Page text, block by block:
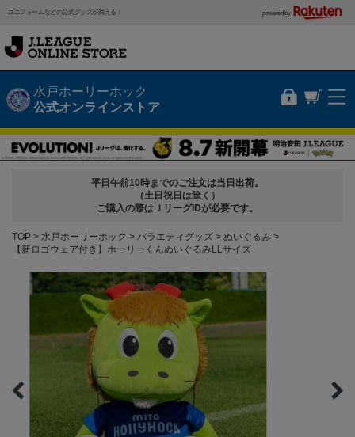
ユニフォームなどの公式グッズが買える！ powered by
水戸ホーリーホック
公式オンラインストア
平日午前10時までのご注文は当日出荷。
（土日祝日は除く）
ご購入の際はＪリーグIDが必要です。
TOP 水戸ホーリーホック バラエティグッズ
ぬいぐるみ
【新ロゴウェア付き】ホーリーくんぬいぐるみLLサイズ